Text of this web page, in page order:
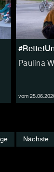
Paulina
vom
Nächste